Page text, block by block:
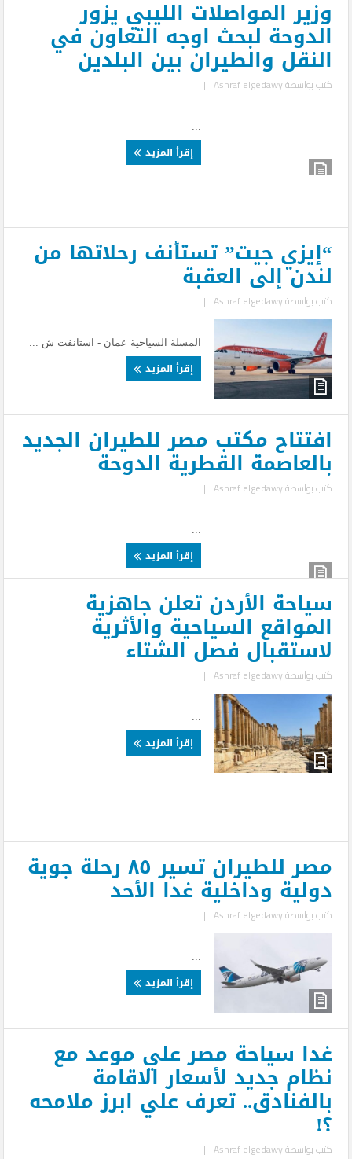
وزير المواصلات الليبي يزور
الدوحة لبحث اوجه التعاون في
النقل والطيران بين البلدين
كتب بواسطةAshraf elgedawy
|
إقرأ المزيد
“إيزي جيت” تستأنف رحلاتها من
لندن إلى العقبة
كتب بواسطةAshraf elgedawy
|
المسلة السياحية عمان - استانفت ش ...
إقرأ المزيد
افتتاح مكتب مصر للطيران الجديد
بالعاصمة القطرية الدوحة
كتب بواسطةAshraf elgedawy
|
إقرأ المزيد
سياحة الأردن تعلن جاهزية
المواقع السياحية والأثرية
لاستقبال فصل الشتاء
كتب بواسطةAshraf elgedawy
|
إقرأ المزيد
مصر للطيران تسير ٨٥ رحلة جوية
دولية وداخلية غدا الأحد
كتب بواسطةAshraf elgedawy
|
إقرأ المزيد
غدا سياحة مصر علي موعد مع
نظام جديد لأسعار الاقامة
بالفنادق.. تعرف علي ابرز ملامحه
؟!
كتب بواسطةAshraf elgedawy
|